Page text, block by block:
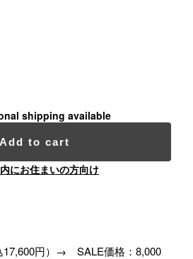
shipping available
Add to cart
にお住まいの方向け
17,600円）→ SALE価格：8,000